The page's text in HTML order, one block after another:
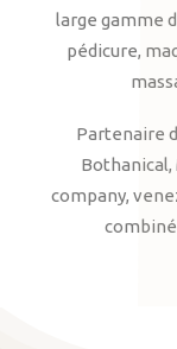
large gamme
pédicure,
Partenaire
company,